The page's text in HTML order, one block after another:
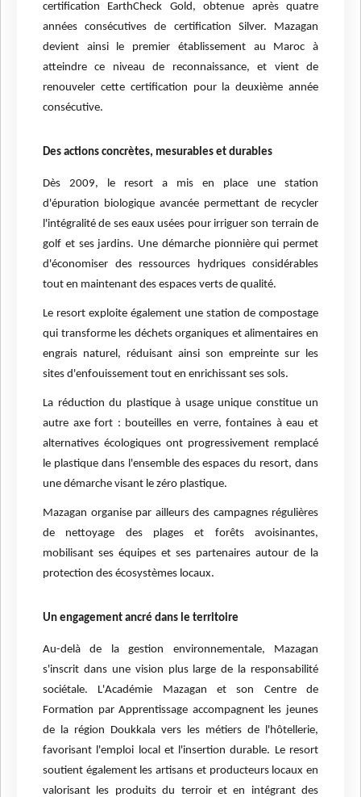
certification EarthCheck Gold, obtenue après quatre
années consécutives de certification Silver. Mazagan
devient ainsi le premier établissement au Maroc à
atteindre ce niveau de reconnaissance, et vient de
renouveler cette certification pour la deuxième année
consécutive.
Des actions concrètes, mesurables et durables
Dès 2009, le resort a mis en place une station
d'épuration biologique avancée permettant de recycler
l'intégralité de ses eaux usées pour irriguer son terrain de
golf et ses jardins. Une démarche pionnière qui permet
d'économiser des ressources hydriques considérables
tout en maintenant des espaces verts de qualité.
Le resort exploite également une station de compostage
qui transforme les déchets organiques et alimentaires en
engrais naturel, réduisant ainsi son empreinte sur les
sites d'enfouissement tout en enrichissant ses sols.
La réduction du plastique à usage unique constitue un
autre axe fort : bouteilles en verre, fontaines à eau et
alternatives écologiques ont progressivement remplacé
le plastique dans l'ensemble des espaces du resort, dans
une démarche visant le zéro plastique.
Mazagan organise par ailleurs des campagnes régulières
de nettoyage des plages et forêts avoisinantes,
mobilisant ses équipes et ses partenaires autour de la
protection des écosystèmes locaux.
Un engagement ancré dans le territoire
Au-delà de la gestion environnementale, Mazagan
s'inscrit dans une vision plus large de la responsabilité
sociétale. L'Académie Mazagan et son Centre de
Formation par Apprentissage accompagnent les jeunes
de la région Doukkala vers les métiers de l'hôtellerie,
favorisant l'emploi local et l'insertion durable. Le resort
soutient également les artisans et producteurs locaux en
valorisant les produits du terroir et en intégrant des